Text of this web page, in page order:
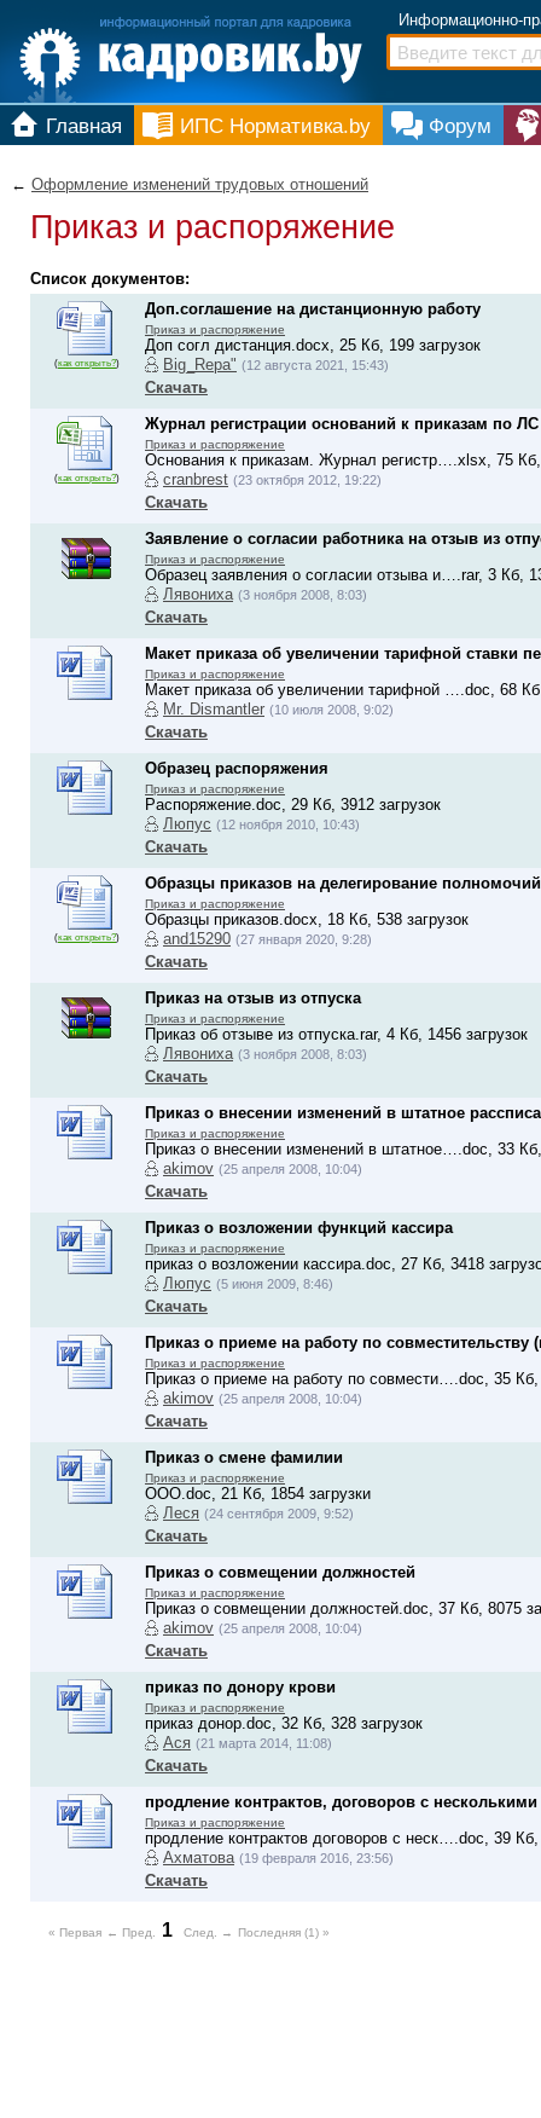
Информационно-
Главная ИПС Нормативка.by Форум
← Оформление изменений трудовых отношений
Приказ и распоряжение
Список документов:
(как открыть?)
Доп.соглашение на дистанционную работу
Приказ и распоряжение
Доп согл дистанция.docx, 25 Кб, 199 загрузок
Big_Repa" (12 августа 2021, 15:43)
Скачать
(как открыть?)
Журнал регистрации оснований к приказам по ЛС
Приказ и распоряжение
Основания к приказам. Журнал регистр….xlsx, 75 Кб,
cranbrest (23 октября 2012, 19:22)
Скачать
Заявление о согласии работника на отзыв из
Приказ и распоряжение
Образец заявления о согласии отзыва и….rar, 3 Кб,
Лявониха (3 ноября 2008, 8:03)
Скачать
Макет приказа об увеличении тарифной ставки
Приказ и распоряжение
Макет приказа об увеличении тарифной ….doc, 68
Mr. Dismantler (10 июля 2008, 9:02)
Скачать
Образец распоряжения
Приказ и распоряжение
Распоряжение.doc, 29 Кб, 3912 загрузок
Люпус (12 ноября 2010, 10:43)
Скачать
(как открыть?)
Образцы приказов на делегирование полномочий
Приказ и распоряжение
Образцы приказов.docx, 18 Кб, 538 загрузок
and15290 (27 января 2020, 9:28)
Скачать
Приказ на отзыв из отпуска
Приказ и распоряжение
Приказ об отзыве из отпуска.rar, 4 Кб, 1456 загрузок
Лявониха (3 ноября 2008, 8:03)
Скачать
Приказ о внесении изменений в штатное
Приказ и распоряжение
Приказ о внесении изменений в штатное….doc, 33 Кб,
akimov (25 апреля 2008, 10:04)
Скачать
Приказ о возложении функций кассира
Приказ и распоряжение
приказ о возложении кассира.doc, 27 Кб, 3418
Люпус (5 июня 2009, 8:46)
Скачать
Приказ о приеме на работу по
Приказ и распоряжение
Приказ о приеме на работу по совмести….doc, 35 Кб,
akimov (25 апреля 2008, 10:04)
Скачать
Приказ о смене фамилии
Приказ и распоряжение
ООО.doc, 21 Кб, 1854 загрузки
Леся (24 сентября 2009, 9:52)
Скачать
Приказ о совмещении должностей
Приказ и распоряжение
Приказ о совмещении должностей.doc, 37 Кб, 8075
akimov (25 апреля 2008, 10:04)
Скачать
приказ по донору крови
Приказ и распоряжение
приказ донор.doc, 32 Кб, 328 загрузок
Ася (21 марта 2014, 11:08)
Скачать
продление контрактов, договоров с
Приказ и распоряжение
продление контрактов договоров с неск….doc, 39 Кб,
Ахматова (19 февраля 2016, 23:56)
Скачать
« Первая ← Пред. 1 След. → Последняя (1) »